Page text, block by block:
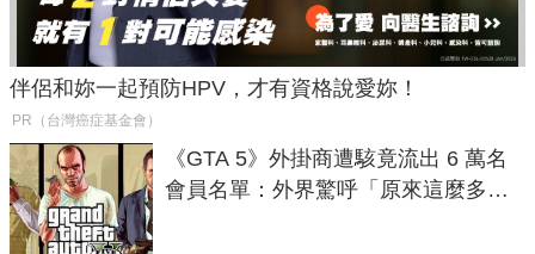
伴侶和妳一起預防HPV，才有資格說愛妳！
PR（台灣癌症基金會）
《GTA 5》外掛商遭駭竟流出 6 萬名
會員名單：外界驚呼「原來這麼多人